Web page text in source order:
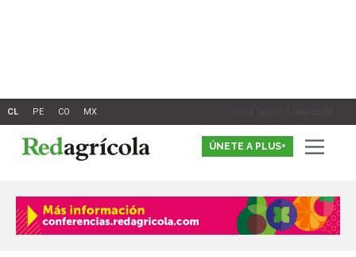
Inicia Sesión o Registrate
ÚNETE A PLUS+